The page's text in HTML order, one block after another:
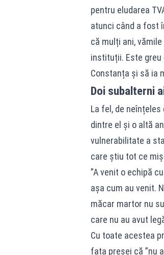
pentru eludarea
atunci când a fost
că mulți ani,
instituții. Este greu
Constanța și să ia
Doi subalterni
La fel, de
dintre el și o altă
vulnerabilitate a
care știu tot ce
”A venit o echipă
aşa cum au venit.
măcar martor nu
care nu au avut
Cu toate acestea
fața presei că ”nu